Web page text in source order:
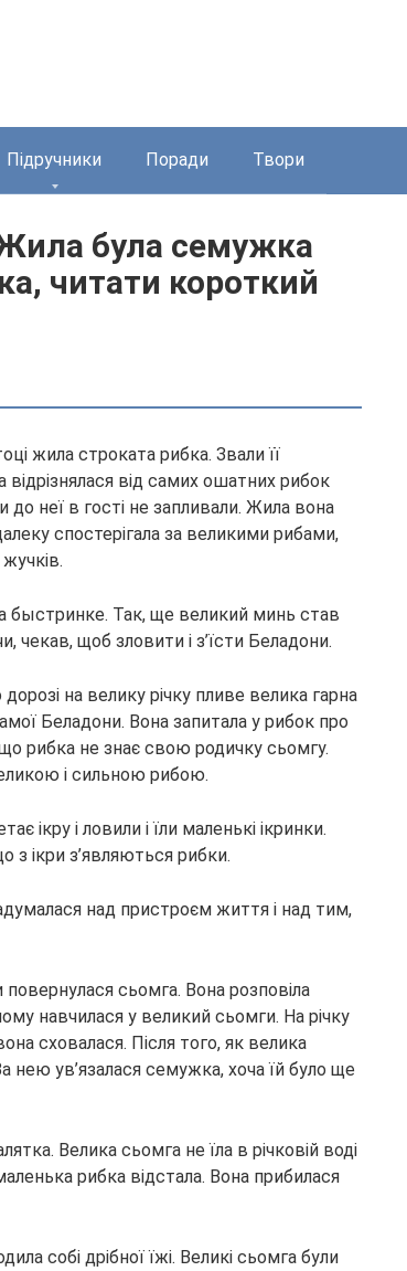
Підручники Поради Твори
була семужка
читати короткий
жила строката рибка. Звали її
від самих ошатних рибок
неї в гості не запливали. Жила вона
спостерігала за великими рибами,
быстринке. Так, ще великий минь став
чекав, щоб зловити і з’їсти Беладони.
на велику річку пливе велика гарна
Беладони. Вона запитала у рибок про
що рибка не знає свою родичку сьомгу.
і сильною рибою.
ікру і ловили і їли маленькі ікринки.
з ікри з’являються рибки.
над пристроєм життя і над тим,
сьомга. Вона розповіла
навчилася у великий сьомги. На річку
сховалася. Після того, як велика
нею ув’язалася семужка, хоча їй було ще
Велика сьомга не їла в річковій воді
рибка відстала. Вона прибилася
собі дрібної їжі. Великі сьомга були